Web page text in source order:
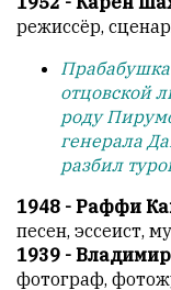
режиссёр,
отцовской
роду
генерала
разбил
1948 - Раффи
песен, эссеист,
1939 -
фотограф,